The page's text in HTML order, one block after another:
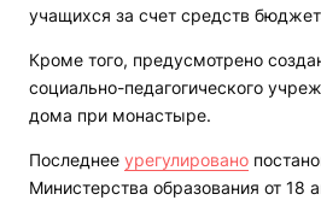
учащихся за счет средств
Кроме того, предусмотрено
социально-педагогического
дома при монастыре.
Последнее урегулировано
Министерства образования от